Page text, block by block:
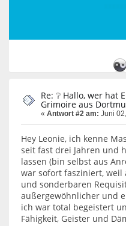
Re: ❔ Hallo, wer
Grimoire aus
« Antwort #2 am: Juni
Hey Leonie, ich kenne
seit fast drei Jahren und
lassen (bin selbst aus
war sofort fasziniert, weil
und sonderbaren
außergewöhnlicher und
ich war total begeistert
Fähigkeit, Geister und